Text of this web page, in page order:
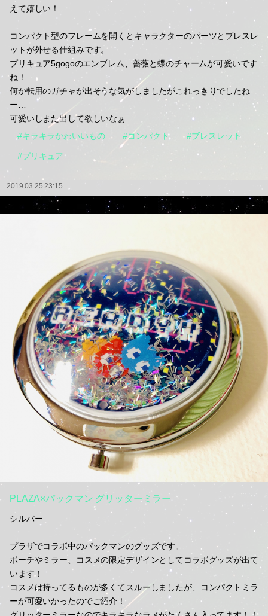
えて嬉しい！
コンパクト型のフレームを開くとキャラクターのパーツとブレスレ
ットが外せる仕組みです。
プリキュア5gogoのエンブレム、薔薇と蝶のチャームが可愛いです
ね！
何か転用のガチャが出そうな気がしましたがこれっきりでしたね
ー…
可愛いしまた出して欲しいなぁ
#キラキラかわいいもの
#コンパクト #ブレスレット
#プリキュア
2019.03.25 23:15
PLAZA×パックマン グリッターミラー
シルバー
プラザでコラボ中のパックマンのグッズです。
ポーチやミラー、コスメの限定デザインとしてコラボグッズが出て
います！
コスメは持ってるものが多くてスルーしましたが、コンパクトミラ
ーが可愛いかったのでご紹介！